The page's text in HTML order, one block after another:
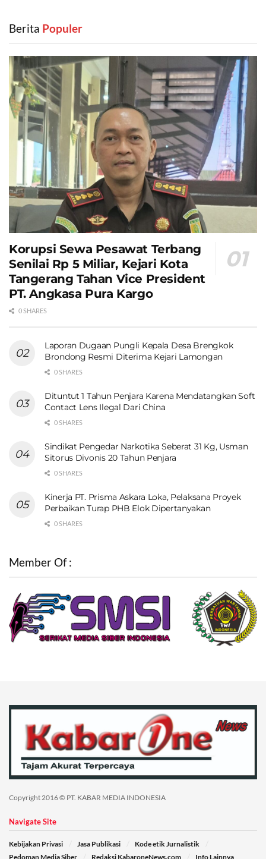
Berita ‎ Populer
Korupsi Sewa Pesawat Terbang
Senilai Rp 5 Miliar, Kejari Kota
Tangerang Tahan Vice President
PT. Angkasa Pura Kargo
0 SHARES
Laporan Dugaan Pungli Kepala Desa Brengkok
Brondong Resmi Diterima Kejari Lamongan
0 SHARES
Dituntut 1 Tahun Penjara Karena Mendatangkan Soft
Contact Lens Ilegal Dari China
0 SHARES
Sindikat Pengedar Narkotika Seberat 31 Kg, Usman
Sitorus Divonis 20 Tahun Penjara
0 SHARES
Kinerja PT. Prisma Askara Loka, Pelaksana Proyek
Perbaikan Turap PHB Elok Dipertanyakan
0 SHARES
Member Of :
Copyright 2016 © PT. KABAR MEDIA INDONESIA
Navigate Site
Kebijakan Privasi Jasa Publikasi
Kode etik Jurnalistik
Pedoman Media Siber
Redaksi KabaroneNews.com Info Lainnya